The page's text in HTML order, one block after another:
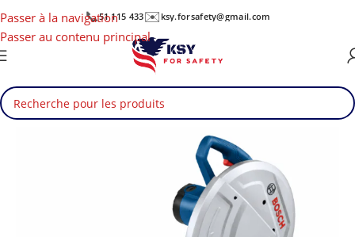
Passer à la navigation
Passer au contenu principal
📞51 115 433✉️ ksy.forsafety@gmail.com